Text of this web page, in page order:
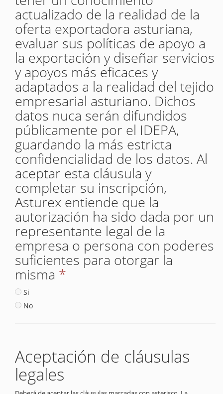
actualizado de la realidad de la
oferta exportadora asturiana,
evaluar sus políticas de apoyo a
la exportación y diseñar servicios
y apoyos más eficaces y
adaptados a la realidad del tejido
empresarial asturiano. Dichos
datos nuca serán difundidos
públicamente por el IDEPA,
guardando la más estricta
confidencialidad de los datos. Al
aceptar esta cláusula y
completar su inscripción,
Asturex entiende que la
autorización ha sido dada por un
representante legal de la
empresa o persona con poderes
suficientes para otorgar la
misma *
Si
No
Aceptación de cláusulas
legales